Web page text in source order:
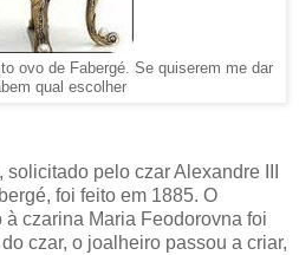
ovo de Fabergé. Se quiserem me dar
qual escolher
pelo czar Alexandre III
foi feito em 1885. O
czarina Maria Feodorovna foi
czar, o joalheiro passou a criar,